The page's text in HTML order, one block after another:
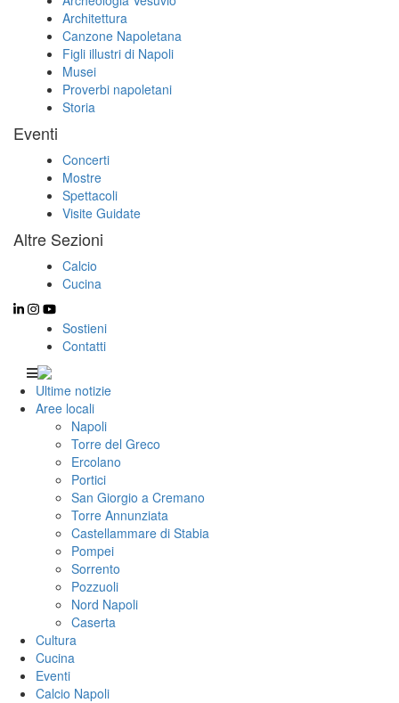
Architettura
Canzone Napoletana
Figli illustri di Napoli
Musei
Proverbi napoletani
Storia
Eventi
Concerti
Mostre
Spettacoli
Visite Guidate
Altre Sezioni
Calcio
Cucina
Sostieni
Contatti
Ultime notizie
Aree locali
Napoli
Torre del Greco
Ercolano
Portici
San Giorgio a Cremano
Torre Annunziata
Castellammare di Stabia
Pompei
Sorrento
Pozzuoli
Nord Napoli
Caserta
Cultura
Cucina
Eventi
Calcio Napoli